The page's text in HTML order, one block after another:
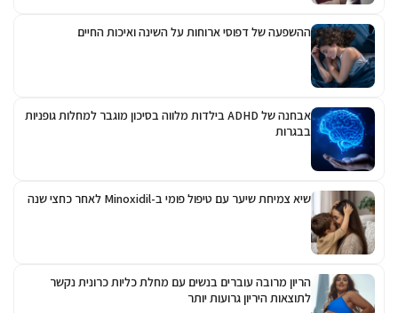
ההשפעה של דפוסי ארוחות על השינה ואיכות החיים
אבחנה של ADHD בילדות מלווה בסיכון מוגבר למחלות גופניות
בבגרות
שיא צמיחת שיער עם טיפול פומי ב-Minoxidil לאחר כחצי שנה
הריון מרובה עוברים בנשים עם מחלת כליות כרונית נקשר
לתוצאות היריון גרועות יותר